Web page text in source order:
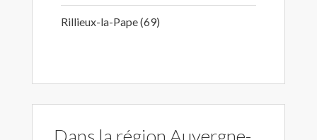
Rillieux-la-Pape (69)